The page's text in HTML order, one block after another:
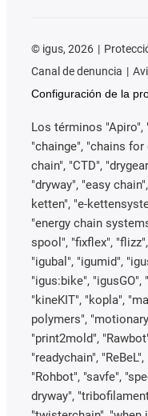
© igus, 2026
Canal de denuncia
Configuración de la
Los términos "Apiro",
"chainge", "chains
chain", "CTD",
"dryway", "easy
ketten", "e-
"energy chain
spool", "fixflex",
"igubal", "igumid",
"igus:bike", "igusGO",
"kineKIT", "kopla",
polymers",
"print2mold",
"readychain",
"Rohbot", "savfe",
dryway",